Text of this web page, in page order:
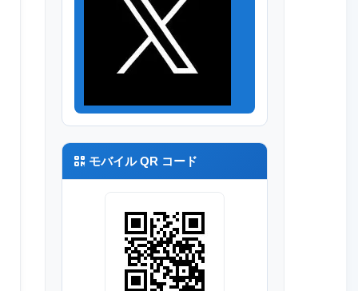
モバイル QR コード